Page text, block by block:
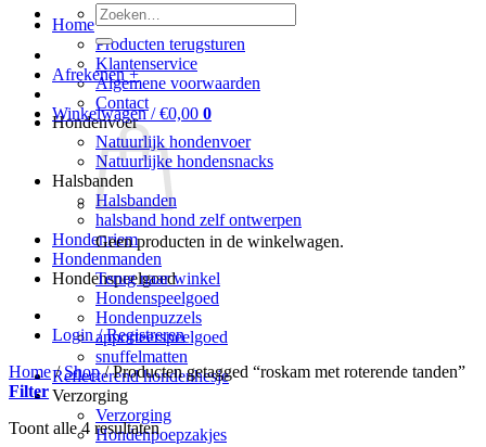
Home
Producten terugsturen
Klantenservice
Algemene voorwaarden
Contact
Hondenvoer
Natuurlijk hondenvoer
Natuurlijke hondensnacks
Halsbanden
Halsbanden
halsband hond zelf ontwerpen
Hondenriem
Hondenmanden
Hondenspeelgoed
Hondenspeelgoed
Hondenpuzzels
apporteerspeelgoed
snuffelmatten
Reflecterend hondenhesje
Verzorging
Verzorging
Hondenpoepzakjes
Zoeken
naar:
Afrekenen +
Winkelwagen /€0,00 0
Geen producten in de winkelwagen.
Terug naar winkel
Login / Registreren
Home / Shop /Producten getagged “roskam met roterende tanden”
Filter
Toont alle 4 resultaten